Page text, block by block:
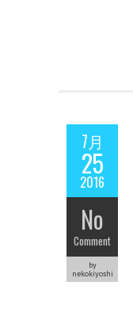
7月
25
2016
No
Comment
by
nekokiyoshi